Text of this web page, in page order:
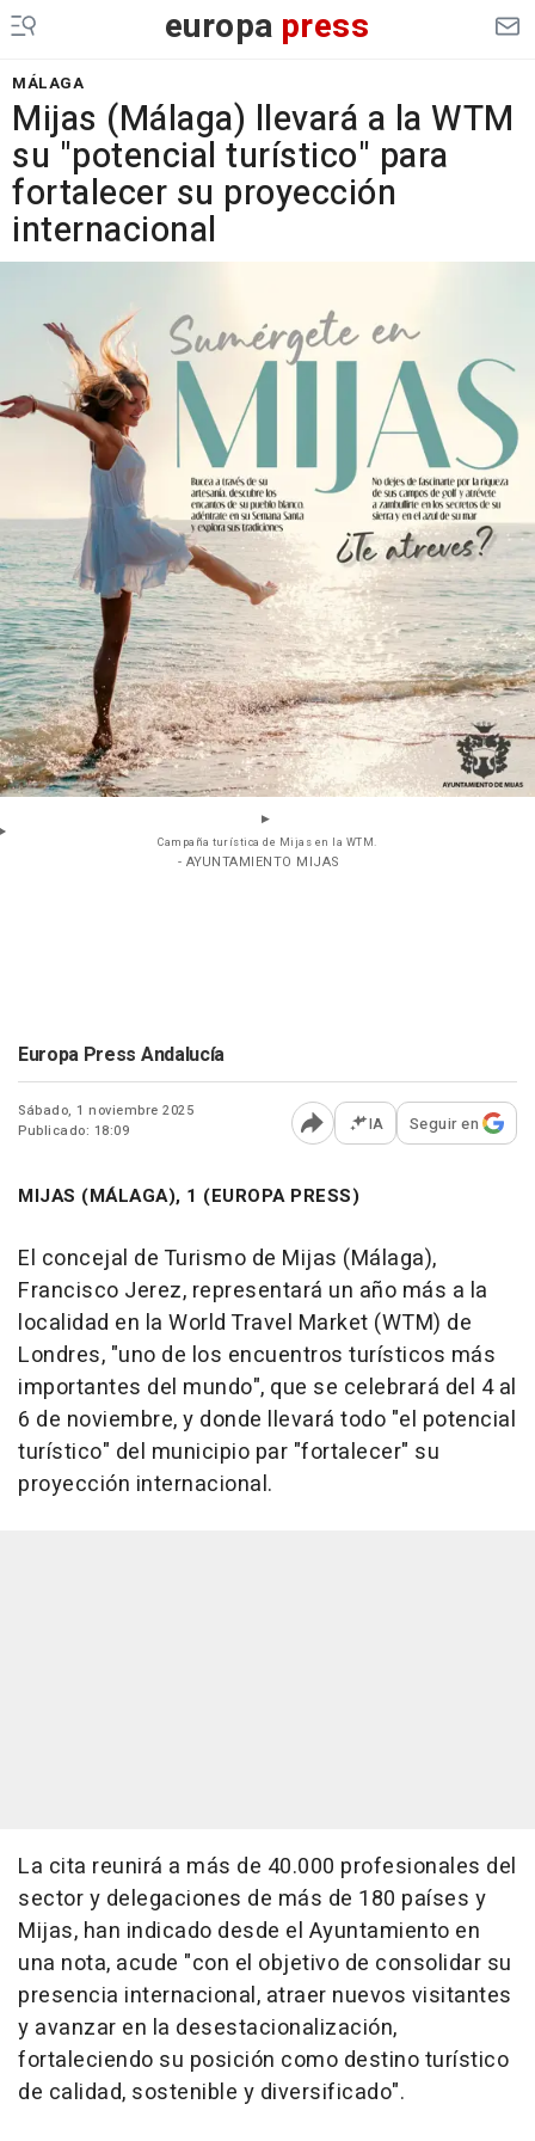
europa press
MÁLAGA
Mijas (Málaga) llevará a la WTM
su "potencial turístico" para
fortalecer su proyección
internacional
Campaña turística de Mijas en la WTM.
- AYUNTAMIENTO MIJAS
Europa Press Andalucía
Sábado, 1 noviembre 2025
Publicado: 18:09
Abrir opciones para
IA Seguir en
MIJAS (MÁLAGA), 1 (EUROPA PRESS)
El concejal de Turismo de Mijas (Málaga),
Francisco Jerez, representará un año más a la
localidad en la World Travel Market (WTM) de
Londres, "uno de los encuentros turísticos más
importantes del mundo", que se celebrará del 4 al
6 de noviembre, y donde llevará todo "el potencial
turístico" del municipio par "fortalecer" su
proyección internacional.
La cita reunirá a más de 40.000 profesionales del
sector y delegaciones de más de 180 países y
Mijas, han indicado desde el Ayuntamiento en
una nota, acude "con el objetivo de consolidar su
presencia internacional, atraer nuevos visitantes
y avanzar en la desestacionalización,
fortaleciendo su posición como destino turístico
de calidad, sostenible y diversificado".